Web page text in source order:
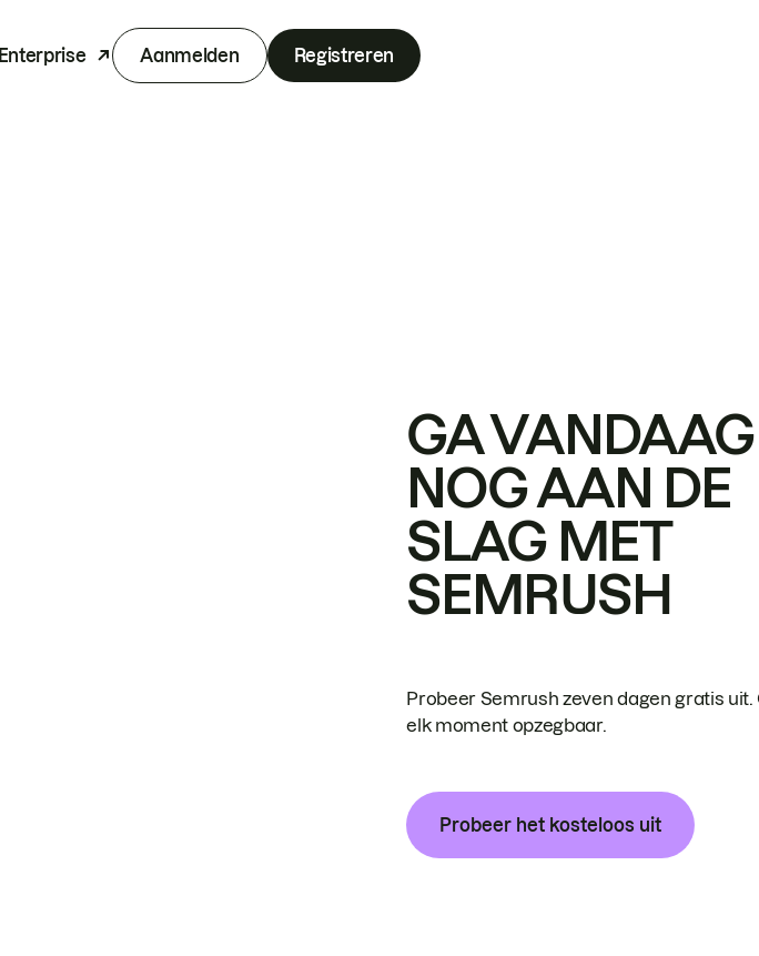
Enterprise Aanmelden Registreren
GA VANDAAG
NOG AAN DE
SLAG MET
SEMRUSH
Probeer Semrush zeven dagen gratis uit.
elk moment opzegbaar.
Probeer het kosteloos uit